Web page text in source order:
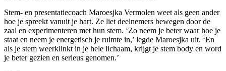
Stem- en presentatiecoach Maroesjka Vermolen weet als geen ander
hoe je spreekt vanuit je hart. Ze liet deelnemers bewegen door de
zaal en experimenteren met hun stem. ‘Zo neem je beter waar hoe je
staat en neem je energetisch je ruimte in,’ legde Maroesjka uit. ‘En
als je stem weerklinkt in je hele lichaam, krijgt je stem body en word
je beter gezien en serieus genomen.’